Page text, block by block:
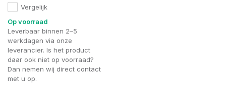
Vergelijk
Op voorraad
Leverbaar binnen 2–5
werkdagen via onze
leverancier. Is het product
daar ook niet op voorraad?
Dan nemen wij direct contact
met u op.